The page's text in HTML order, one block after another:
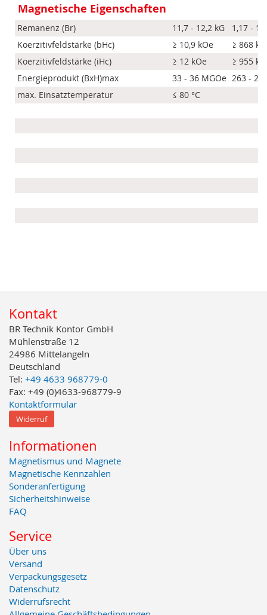
Magnetische Eigenschaften
Remanenz (Br) 11,7 - 12,2 kG
1,17 -
Koerzitivfeldstärke (bHc)
≥ 10,9 kOe
≥ 868
Koerzitivfeldstärke (iHc)
≥ 12 kOe
≥ 955
Energieprodukt (BxH)max
33 - 36 MGOe 263 -
max. Einsatztemperatur
≤ 80 °C
Kontakt
BR Technik Kontor GmbH
Mühlenstraße 12
24986 Mittelangeln
Deutschland
Tel: +49 4633 968779-0
Fax: +49 (0)4633-968779-9
Kontaktformular
Widerruf
Informationen
Magnetismus und Magnete
Magnetische Kennzahlen
Sonderanfertigung
Sicherheitshinweise
FAQ
Service
Über uns
Versand
Verpackungsgesetz
Datenschutz
Widerrufsrecht